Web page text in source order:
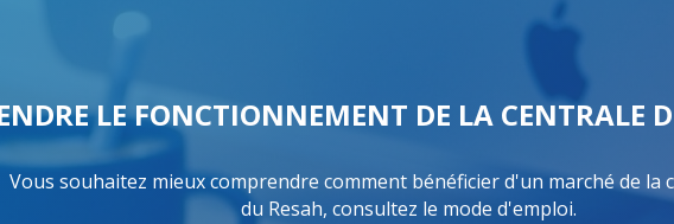
LE FONCTIONNEMENT DE LA CENTRALE
Vous souhaitez mieux comprendre comment bénéficier d'un marché de la
du Resah, consultez le mode d'emploi.